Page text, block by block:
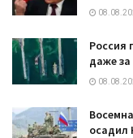
Россия
даже
осадил